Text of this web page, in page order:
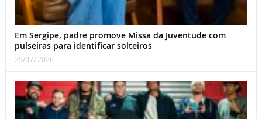
Em Sergipe, padre promove Missa da Juventude com
pulseiras para identificar solteiros
29/07/ 2026